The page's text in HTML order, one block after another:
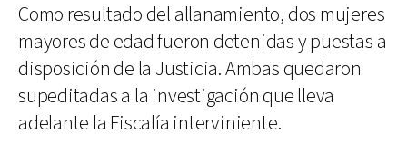
Como resultado del allanamiento, dos mujeres
mayores de edad fueron detenidas y puestas a
disposición de la Justicia. Ambas quedaron
supeditadas a la investigación que lleva
adelante la Fiscalía interviniente.